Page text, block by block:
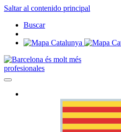
Saltar al contenido principal
Buscar
profesionales